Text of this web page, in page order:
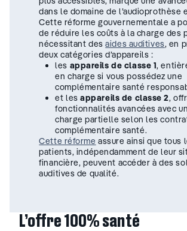
dans le domaine de l’audioprothèse
Cette réforme gouvernementale a
de réduire les coûts à la charge des
nécessitant desaides auditives, en
deux catégories d’appareils :
les appareils de classe 1,
en charge si vous possédez une
complémentaire santé
et lesappareils de classe 2,
fonctionnalités avancées avec
charge partielle selon les
complémentaire santé.
Cette réforme assure ainsi que tous
patients, indépendamment de leur
financière, peuvent accéder à des
auditives de qualité.
L’offre 100% santé